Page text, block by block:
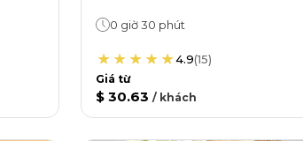
0 giờ 30 phút
4.9(15)
Giá từ
$ 30.63 / khách